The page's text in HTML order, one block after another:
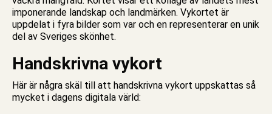
imponerande landskap och landmärken. Vykortet är
uppdelat i fyra bilder som var och en representerar en unik
del av Sveriges skönhet.
Handskrivna vykort
Här är några skäl till att handskrivna vykort uppskattas så
mycket i dagens digitala värld: